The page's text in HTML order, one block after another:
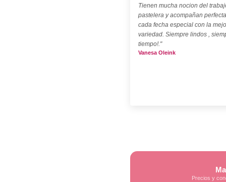
Tienen mucha nocion del
pastelera y acompañan
cada fecha especial con la
variedad. Siempre lindos ,
tiempo!."
Vanesa Oleink
Precios y